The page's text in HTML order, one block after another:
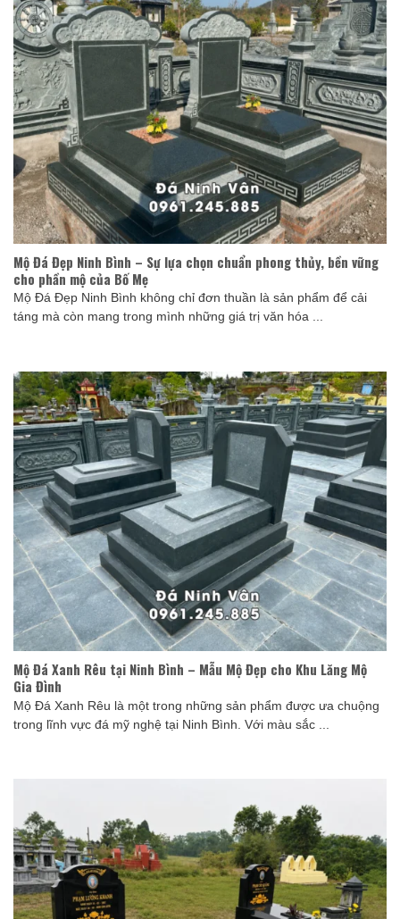
Mộ Đá Đẹp Ninh Bình – Sự lựa chọn chuẩn phong thủy, bền vững
cho phần mộ của Bố Mẹ
Mộ Đá Đẹp Ninh Bình không chỉ đơn thuần là sản phẩm để cải
táng mà còn mang trong mình những giá trị văn hóa ...
Mộ Đá Xanh Rêu tại Ninh Bình – Mẫu Mộ Đẹp cho Khu Lăng Mộ
Gia Đình
Mộ Đá Xanh Rêu là một trong những sản phẩm được ưa chuộng
trong lĩnh vực đá mỹ nghệ tại Ninh Bình. Với màu sắc ...